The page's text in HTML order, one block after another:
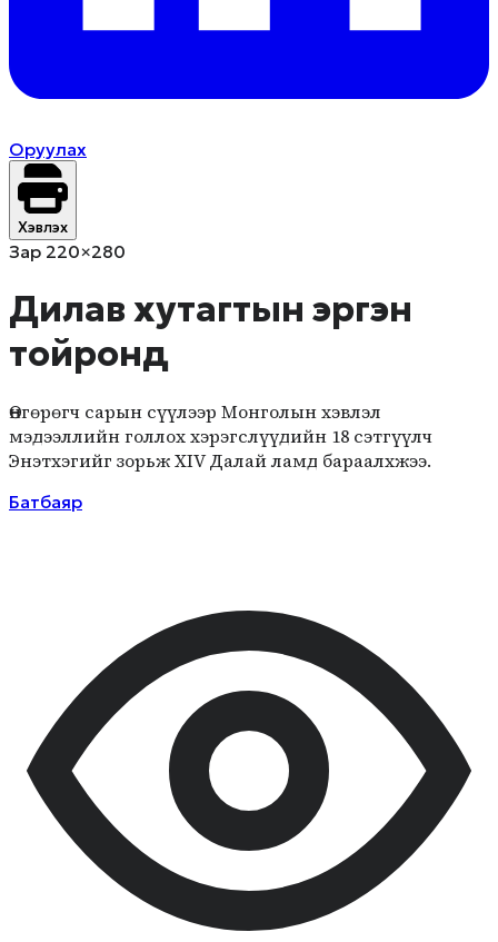
Оруулах
Хэвлэх
Зар 220×280
Дилав хутагтын эргэн
тойронд
Өнгөрөгч сарын сүүлээр Монголын хэвлэл
мэдээллийн голлох хэрэгслүүдийн 18 сэтгүүлч
Энэтхэгийг зорьж XIV Далай ламд бараалхжээ.
Батбаяр